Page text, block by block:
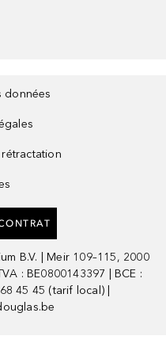
données
B.V. | Meir 109–115, 2000
: BE0800143397 | BCE :
45 45 (tarif local) |